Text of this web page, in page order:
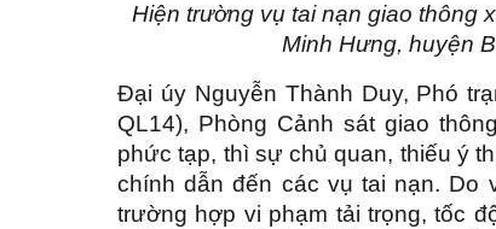
Hiện trường vụ tai nạn giao thông
Minh Hưng, huyện
Đại úy Nguyễn Thành Duy, Phó
QL14), Phòng Cảnh sát giao
phức tạp, thì sự chủ quan, thiếu ý
chính dẫn đến các vụ tai nạn. Do
trường hợp vi phạm tải trọng, tốc